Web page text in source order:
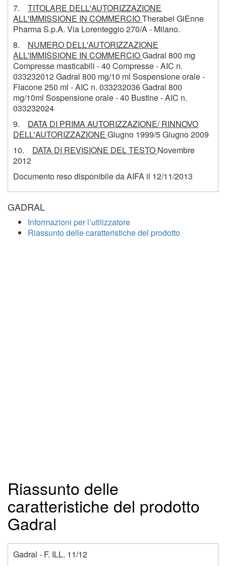
7. TITOLARE DELL'AUTORIZZAZIONE
ALL'IMMISSIONE IN COMMERCIOTherabel GiEnne
Pharma S.p.A. Via Lorenteggio 270/A - Milano.
8. NUMERO DELL'AUTORIZZAZIONE
ALL'IMMISSIONE IN COMMERCIOGadral 800 mg
Compresse masticabili - 40 Compresse - AIC n.
033232012 Gadral 800 mg/10 ml Sospensione orale -
Flacone 250 ml - AIC n. 033232036 Gadral 800
mg/10ml Sospensione orale - 40 Bustine - AIC n.
033232024
9. DATA DI PRIMA AUTORIZZAZIONE/ RINNOVO
DELL'AUTORIZZAZIONE Giugno 1999/5 Giugno 2009
10. DATA DI REVISIONE DEL TESTO Novembre
2012
Documento reso disponibile da AIFA il 12/11/2013
GADRAL
Informazioni per l’utilizzatore
Riassunto delle caratteristiche del prodotto
Riassunto delle
caratteristiche del prodotto
Gadral
Gadral - F. ILL. 11/12